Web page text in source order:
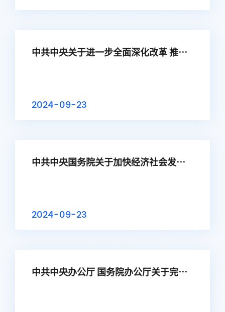
中共中央关于进一步全面深化改革 推进
2024-09-23
中共中央国务院关于加快经济社会发展
2024-09-23
中共中央办公厅 国务院办公厅关于完善